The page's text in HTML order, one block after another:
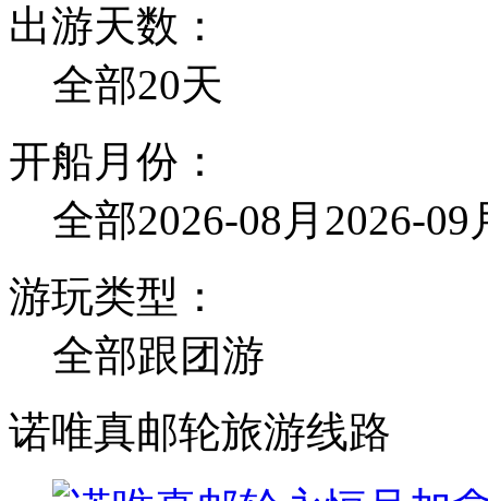
出游天数：
全部20天
开船月份：
全部2026-08月 2026-09
游玩类型：
全部跟团游
诺唯真邮轮旅游线路